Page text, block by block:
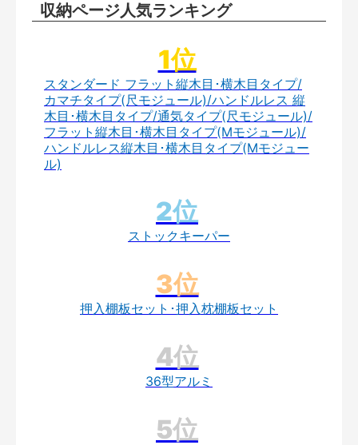
収納ページ人気ランキング
スタンダード フラット縦木目･横木目タイプ/
カマチタイプ(尺モジュール)/ハンドルレス 縦
木目･横木目タイプ/通気タイプ(尺モジュール)/
フラット縦木目･横木目タイプ(Mモジュール)/
ハンドルレス縦木目･横木目タイプ(Mモジュー
ル)
ストックキーパー
押入棚板セット･押入枕棚板セット
36型アルミ